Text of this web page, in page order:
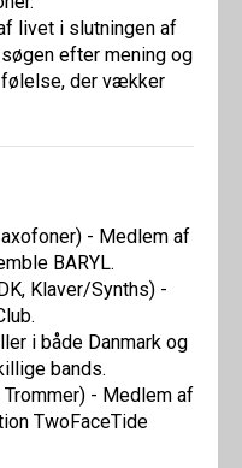
livet i slutningen af
efter mening og
der vækker
- Medlem af
BARYL.
Klaver/Synths) -
i både Danmark og
bands.
Trommer) - Medlem af
TwoFaceTide